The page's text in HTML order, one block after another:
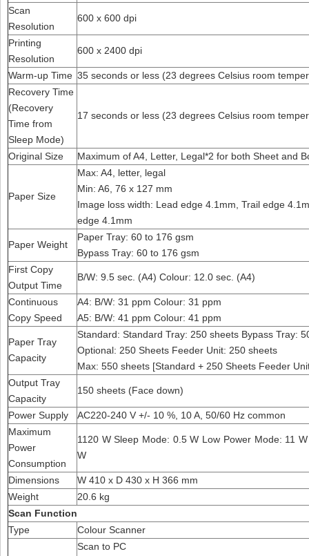
Scan
Resolution
600 x 600 dpi
Printing
Resolution
600 x 2400 dpi
Warm-up Time 35 seconds or less (23 degrees Celsius room
Recovery Time
(Recovery
Time from
Sleep Mode)
17 seconds or less (23 degrees Celsius room
Original Size Maximum of A4, Letter, Legal*2 for both Sheet and
Paper Size
Max: A4, letter, legal
Min: A6, 76 x 127 mm
Image loss width: Lead edge 4.1mm, Trail edge
edge 4.1mm
Paper Weight
Paper Tray: 60 to 176 gsm
Bypass Tray: 60 to 176 gsm
First Copy
Output Time
B/W: 9.5 sec. (A4) Colour: 12.0 sec. (A4)
Continuous
Copy Speed
A4: B/W: 31 ppm Colour: 31 ppm
A5: B/W: 41 ppm Colour: 41 ppm
Paper Tray
Capacity
Standard: Standard Tray: 250 sheets Bypass Tray:
Optional: 250 Sheets Feeder Unit: 250 sheets
Max: 550 sheets [Standard + 250 Sheets Feeder
Output Tray
Capacity
150 sheets (Face down)
Power Supply
AC220-240 V +/- 10 %, 10 A, 50/60 Hz common
Maximum
Power
Consumption
1120 W Sleep Mode: 0.5 W Low Power Mode: 11
W
Dimensions
W 410 x D 430 x H 366 mm
Weight
20.6 kg
Scan Function
Type
Colour Scanner
Scan to PC